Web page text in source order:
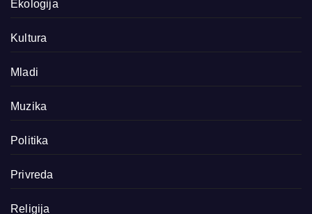
Ekologija
Kultura
Mladi
Muzika
Politika
Privreda
Religija